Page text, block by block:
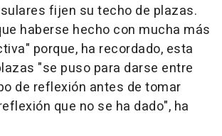
fijen su techo de plazas.
haberse hecho con mucha más
porque, ha recordado, esta
"se puso para darse entre
de reflexión antes de tomar
que no se ha dado", ha